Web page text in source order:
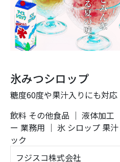
氷みつシロップ
糖度60度や果汁入りにも対応
飲料 その他食品 ｜ 液体加工
ー 業務用 ｜ 氷 シロップ 果汁
ック
フジスコ株式会社